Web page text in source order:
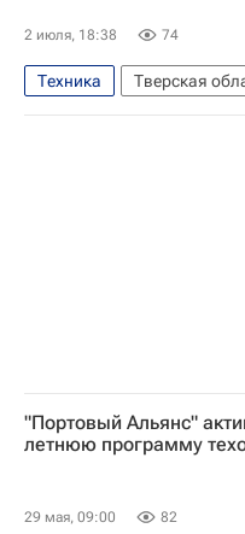
2 июля, 18:38 74
Техника
Тверская
Виталий Королев
"Портовый Альянс"
летнюю программу
29 мая, 09:00 82